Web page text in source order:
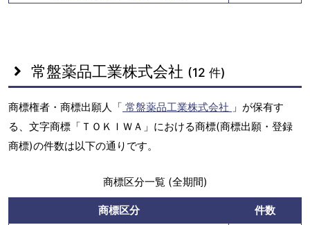
常盤薬品工業株式会社 (12 件)
商標権者・商標出願人「 常盤薬品工業株式会社 」が保有す
る、文字商標「ＴＯＫＩＷＡ」における商標(商標出願・登録
商標)の件数は以下の通りです。
商標区分一覧 (全期間)
商標区分
件数